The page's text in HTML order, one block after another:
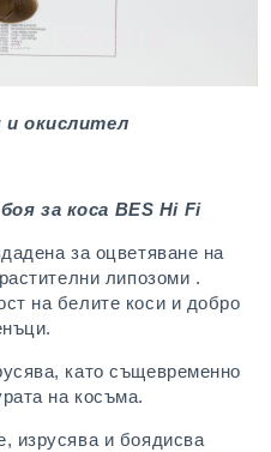
и окислител
за коса BES Hi Fi
за оцветяване на
липозоми .
на белите коси и добро
като същевременно
на косъма.
изрусява и боядисва